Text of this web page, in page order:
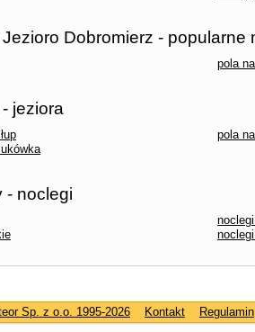
Dobromierz - popularne
pola
jeziora
pola
- noclegi
Sp. z o.o. 1995-2026 Kontakt Regulamin